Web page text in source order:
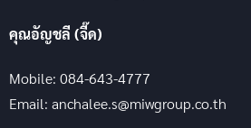
คุณอัญชลี (จี๊ด)
Mobile: 084-643-4777
Email: anchalee.s@miwgroup.co.th